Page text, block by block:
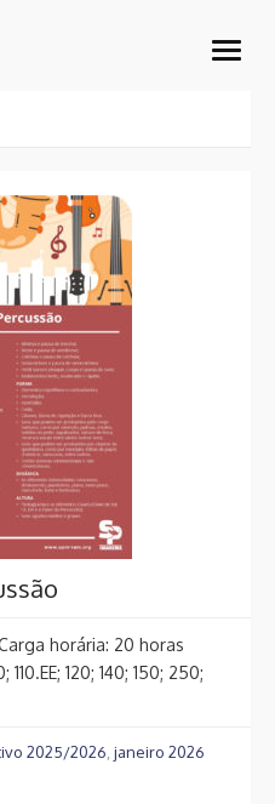
CF-SPM
open
horária: 20 horas
110.EE; 120; 140; 150; 250;
2025/2026 janeiro 2026